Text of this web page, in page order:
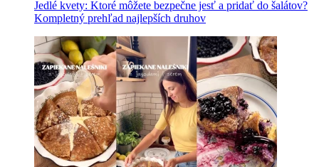
Jedlé kvety: Ktoré môžete bezpečne jesť a pridať do šalátov?
Kompletný prehľad najlepších druhov